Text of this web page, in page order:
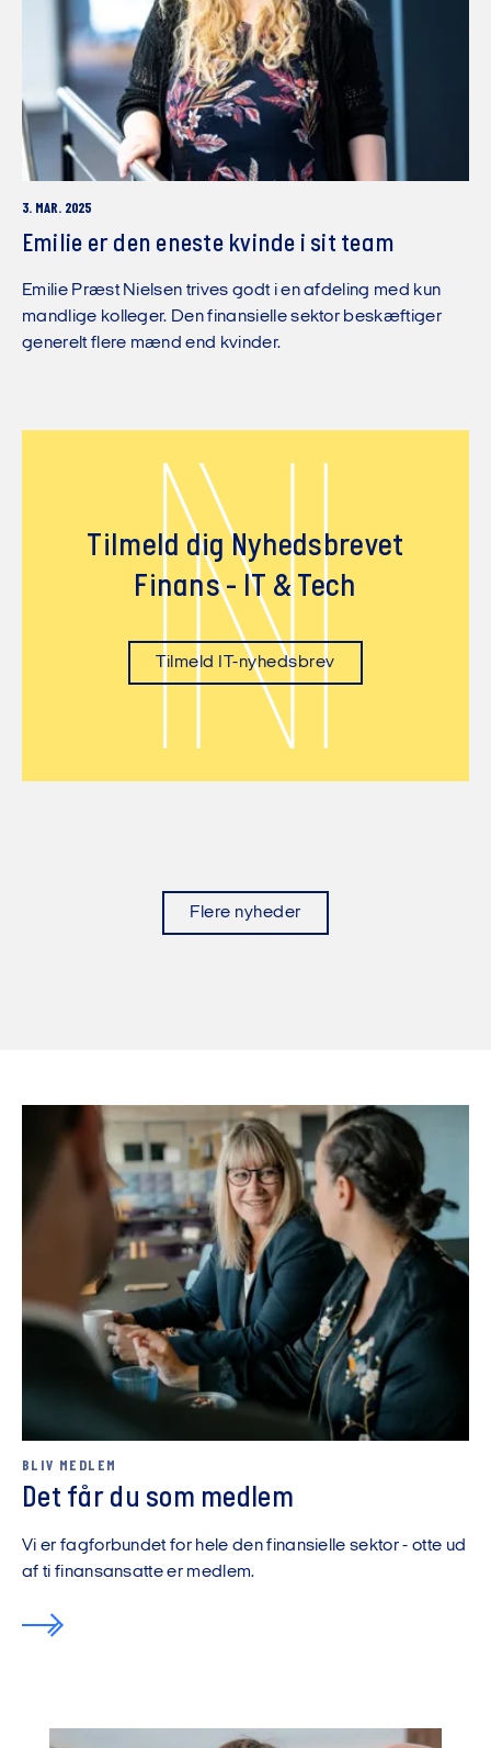
3. MAR. 2025
Emilie er den eneste kvinde i sit team
Emilie Præst Nielsen trives godt i en afdeling med kun
mandlige kolleger. Den finansielle sektor beskæftiger
generelt flere mænd end kvinder.
N
Tilmeld dig Nyhedsbrevet
Finans - IT & Tech
Tilmeld IT-nyhedsbrev
Flere nyheder
BLIV MEDLEM
Det får du som medlem
Vi er fagforbundet for hele den finansielle sektor - otte ud
af ti finansansatte er medlem.